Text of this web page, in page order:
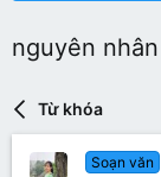
nguyên nhân
Từ khóa
Soạn văn